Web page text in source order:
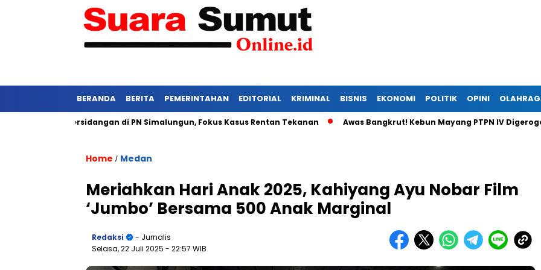
BERANDA BERITA PEMERINTAHAN EDITORIAL KRIMINAL BISNIS EKONOMI POLITIK OPINI
Ketat Persidangan di PN Simalungun, Fokus Kasus Rentan Tekanan Awas Bangkrut! Kebun Mayang PTPN IV Digerogoti
Home / Medan
Meriahkan Hari Anak 2025, Kahiyang Ayu Nobar Film
‘Jumbo’ Bersama 500 Anak Marginal
Redaksi
- Jurnalis
Selasa, 22 Juli 2025 - 22:57 WIB